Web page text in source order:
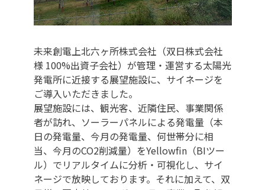
未来創電上北六ヶ所株式会社（双日株式会社
様 100%出資子会社）が管理・運営する太陽光
発電所に近接する展望施設に、サイネージを
ご導入いただきました。
展望施設には、観光客、近隣住民、事業関係
者が訪れ、ソーラーパネルによる発電量（本
日の発電量、今月の発電量、何世帯分に相
当、今月のCO2削減量）をYellowfin（BIツー
ル）でリアルタイムに分析・可視化し、サイ
ネージで放映しております。それに加えて、双